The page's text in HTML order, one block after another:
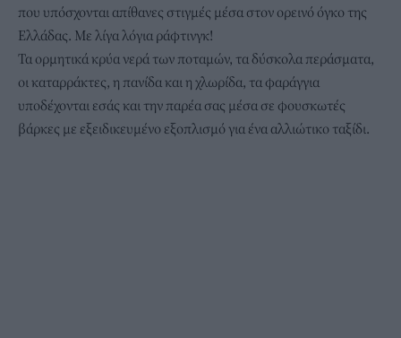
που υπόσχονται απίθανες στιγμές μέσα στον ορεινό όγκο της
Ελλάδας. Με λίγα λόγια ράφτινγκ!
Τα ορμητικά κρύα νερά των ποταμών, τα δύσκολα περάσματα,
οι καταρράκτες, η πανίδα και η χλωρίδα, τα φαράγγια
υποδέχονται εσάς και την παρέα σας μέσα σε φουσκωτές
βάρκες με εξειδικευμένο εξοπλισμό για ένα αλλιώτικο ταξίδι.